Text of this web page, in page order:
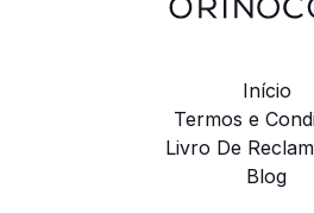
Início
Termos e
Livro De
Blog